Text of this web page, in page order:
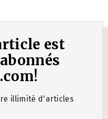
est
illimité d'articles